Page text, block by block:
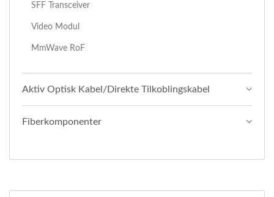
SFF Transceiver
Video Modul
MmWave RoF
Aktiv Optisk Kabel/direkte Tilkoblingskabel
Fiberkomponenter